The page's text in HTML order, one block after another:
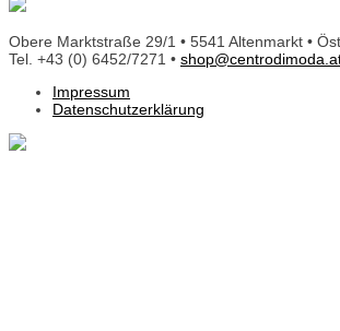
Obere Marktstraße 29/1 • 5541 Altenmarkt •
Tel. +43 (0) 6452/7271 •
Impressum
Datenschutzerklärung